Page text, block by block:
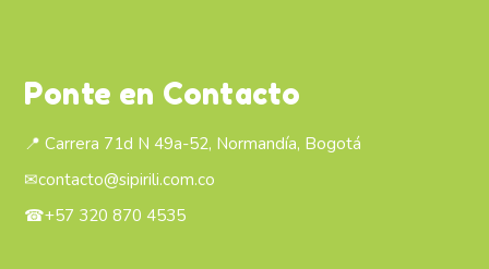
Ponte en Contacto
📍 Carrera 71d N 49a-52, Normandía, Bogotá
✉contacto@sipirili.com.co
☎+57 320 870 4535